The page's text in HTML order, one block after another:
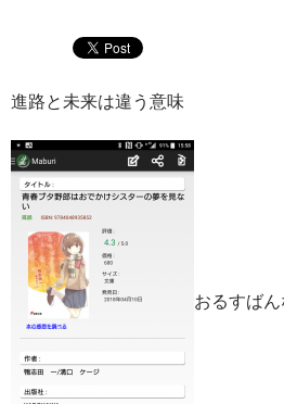
進路と未来は違う意味
おるすば